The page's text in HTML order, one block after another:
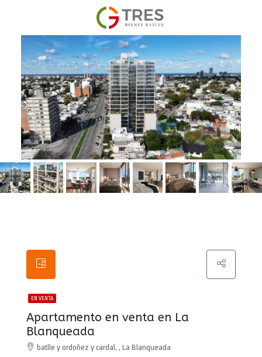
EN VENTA
Apartamento en venta en La
Blanqueada
batlle y ordoñez y cardal, , La Blanqueada